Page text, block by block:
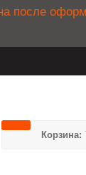
после
Корзина: